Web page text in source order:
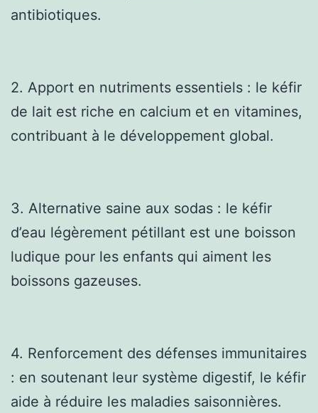
antibiotiques.
2. Apport en nutriments essentiels : le kéfir
de lait est riche en calcium et en vitamines,
contribuant à le développement global.
3. Alternative saine aux sodas : le kéfir
d’eau légèrement pétillant est une boisson
ludique pour les enfants qui aiment les
boissons gazeuses.
4. Renforcement des défenses immunitaires
: en soutenant leur système digestif, le kéfir
aide à réduire les maladies saisonnières.